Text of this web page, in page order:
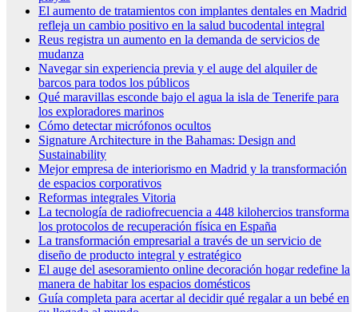
El aumento de tratamientos con implantes dentales en Madrid
refleja un cambio positivo en la salud bucodental integral
Reus registra un aumento en la demanda de servicios de
mudanza
Navegar sin experiencia previa y el auge del alquiler de
barcos para todos los públicos
Qué maravillas esconde bajo el agua la isla de Tenerife para
los exploradores marinos
Cómo detectar micrófonos ocultos
Signature Architecture in the Bahamas: Design and
Sustainability
Mejor empresa de interiorismo en Madrid y la transformación
de espacios corporativos
Reformas integrales Vitoria
La tecnología de radiofrecuencia a 448 kilohercios transforma
los protocolos de recuperación física en España
La transformación empresarial a través de un servicio de
diseño de producto integral y estratégico
El auge del asesoramiento online decoración hogar redefine la
manera de habitar los espacios domésticos
Guía completa para acertar al decidir qué regalar a un bebé en